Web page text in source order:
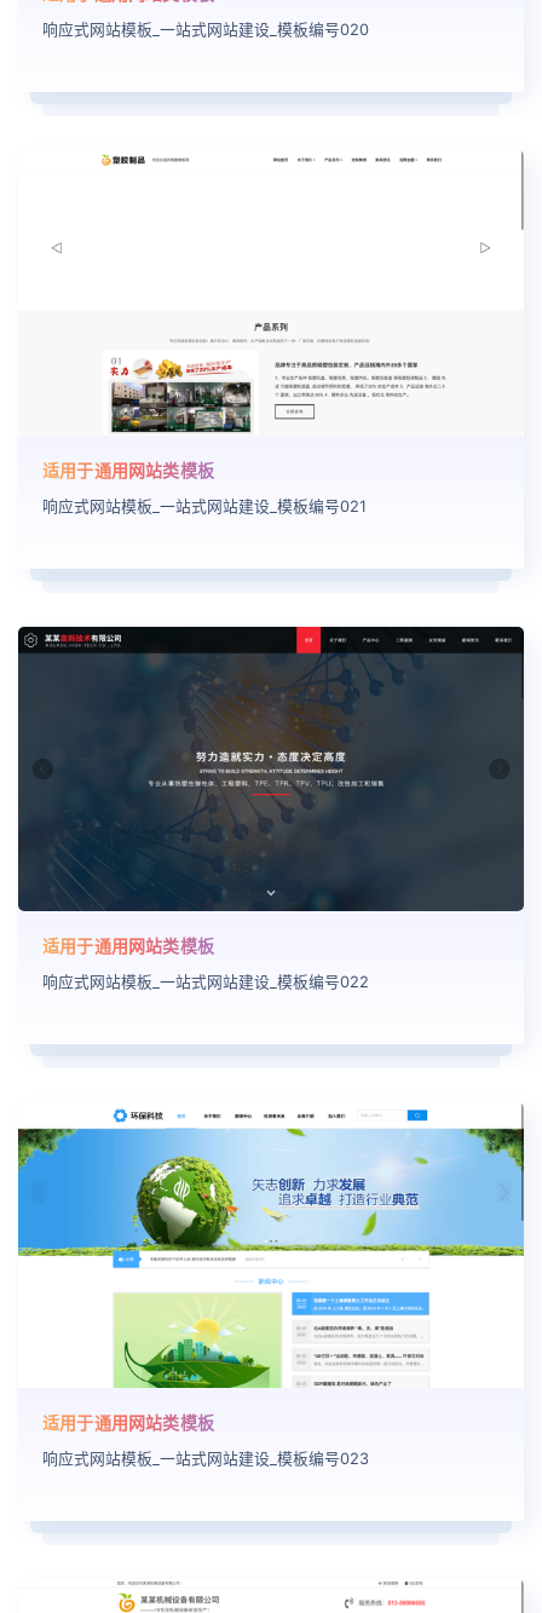
响应式网站模板_一站式网站建设_模板编号020
适用于通用网站类模板
响应式网站模板_一站式网站建设_模板编号021
适用于通用网站类模板
响应式网站模板_一站式网站建设_模板编号022
适用于通用网站类模板
响应式网站模板_一站式网站建设_模板编号023